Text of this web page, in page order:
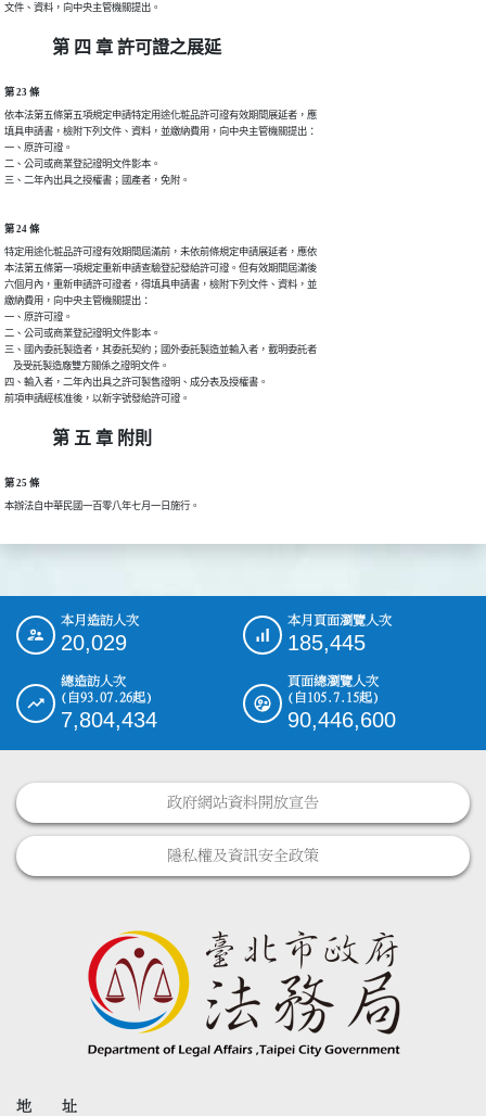
文件、資料，向中央主管機關提出。
第 四 章 許可證之展延
第 23 條
依本法第五條第五項規定申請特定用途化粧品許可證有效期間展延者，應
填具申請書，檢附下列文件、資料，並繳納費用，向中央主管機關提出：
一、原許可證。
二、公司或商業登記證明文件影本。
三、二年內出具之授權書；國產者，免附。
第 24 條
特定用途化粧品許可證有效期間屆滿前，未依前條規定申請展延者，應依
本法第五條第一項規定重新申請查驗登記發給許可證。但有效期間屆滿後
六個月內，重新申請許可證者，得填具申請書，檢附下列文件、資料，並
繳納費用，向中央主管機關提出：
一、原許可證。
二、公司或商業登記證明文件影本。
三、國內委託製造者，其委託契約；國外委託製造並輸入者，載明委託者
    及受託製造廠雙方關係之證明文件。
四、輸入者，二年內出具之許可製售證明、成分表及授權書。
前項申請經核准後，以新字號發給許可證。
第 五 章 附則
第 25 條
本辦法自中華民國一百零八年七月一日施行。
::: 本月造訪人次
20,029
本月頁面瀏覽人次
185,445
總造訪人次
(自93.07.26起)
7,804,434
頁面總瀏覽人次
(自105.7.15起)
90,446,600
政府網站資料開放宣告
隱私權及資訊安全政策
地 址